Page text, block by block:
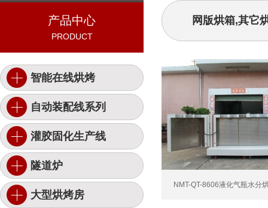
产品中心
PRODUCT
智能在线烘烤
自动装配线系列
灌胶固化生产线
隧道炉
大型烘烤房
网版烘箱,其它
NMT-QT-8606液化气瓶水分